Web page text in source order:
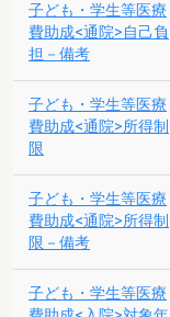
子ども・学生等医療
費助成<通院>自己負
担－備考
子ども・学生等医療
費助成<通院>所得制
限
子ども・学生等医療
費助成<通院>所得制
限－備考
子ども・学生等医療